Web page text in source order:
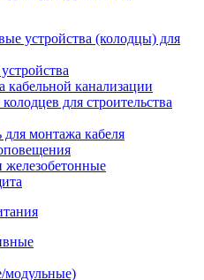
устройства (колодцы) для
кабельной канализации
для строительства
монтажа кабеля